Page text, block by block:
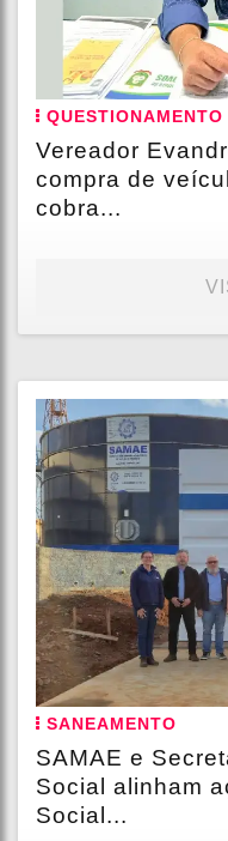
QUESTIONAMENTO
Vereador
compra de
cobra...
SANEAMENTO
SAMAE e
Social alinham
Social...